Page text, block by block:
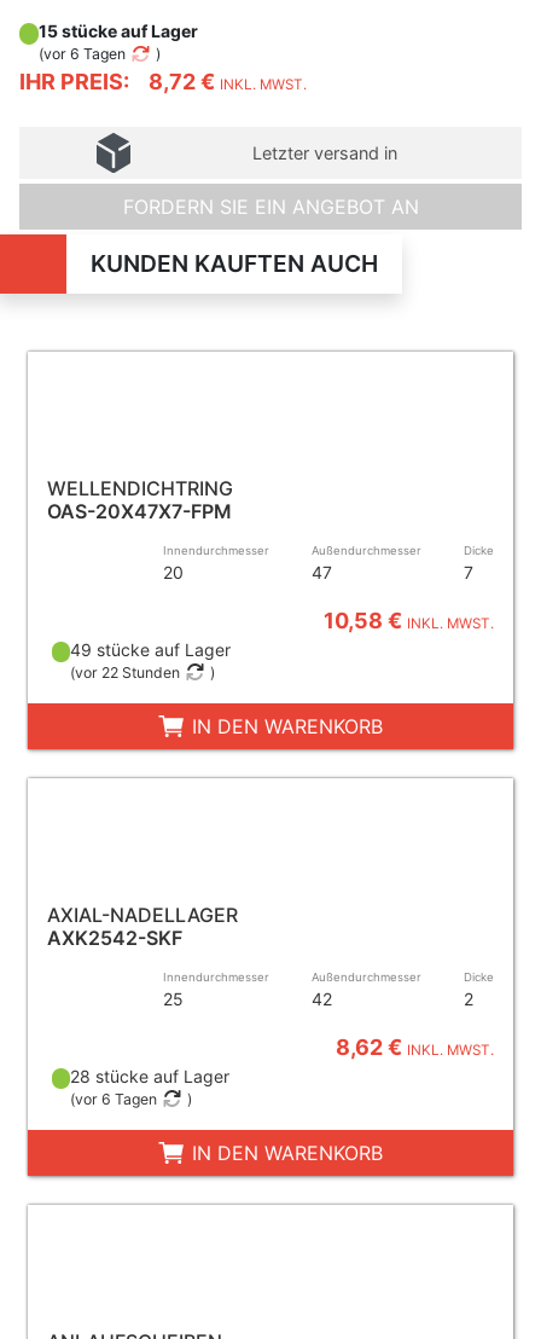
IHR PREIS: 8,72 € INKL. MWST.
15 stücke auf Lager
(vor 6 Tagen )
Letzter versand in
FORDERN SIE EIN ANGEBOT AN
KUNDEN KAUFTEN AUCH
WELLENDICHTRING
OAS-20X47X7-FPM
Innendurchmesser
20
Außendurchmesser
47
Dicke
7
10,58 € INKL. MWST.
49 stücke auf Lager
(vor 22 Stunden )
IN DEN WARENKORB
AXIAL-NADELLAGER
AXK2542-SKF
Innendurchmesser
25
Außendurchmesser
42
Dicke
2
8,62 € INKL. MWST.
28 stücke auf Lager
(vor 6 Tagen )
IN DEN WARENKORB